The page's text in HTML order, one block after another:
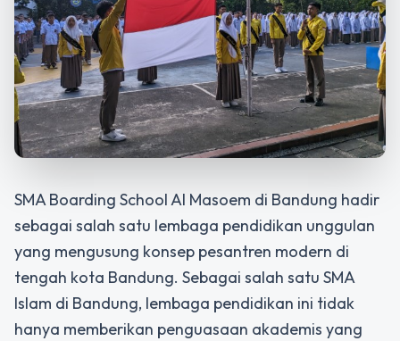
SMA Boarding School Al Masoem di Bandung hadir
sebagai salah satu lembaga pendidikan unggulan
yang mengusung konsep pesantren modern di
tengah kota Bandung. Sebagai salah satu SMA
Islam di Bandung, lembaga pendidikan ini tidak
hanya memberikan penguasaan akademis yang